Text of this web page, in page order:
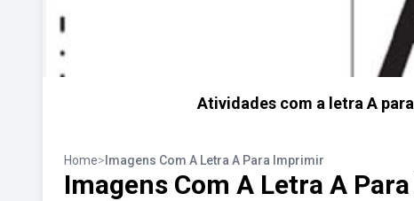
Atividades com a letra A
Home> Imagens Com A Letra A Para Imprimir
Imagens Com A Letra A